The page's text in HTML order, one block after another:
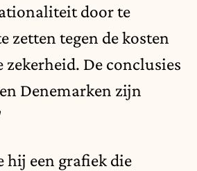
door te
zetten tegen de kosten
zekerheid. De conclusies
Denemarken zijn
hij een grafiek die